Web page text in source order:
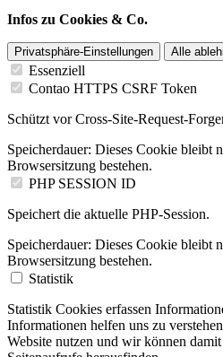
Infos zu Cookies & Co.
Privatsphäre-Einstellungen Alle
Essenziell
Contao HTTPS CSRF Token
Schützt vor Cross-Site-Request-
Speicherdauer: Dieses Cookie bleibt
Browsersitzung bestehen.
PHP SESSION ID
Speichert die aktuelle PHP-Session.
Speicherdauer: Dieses Cookie bleibt
Browsersitzung bestehen.
Statistik
Statistik Cookies erfassen
Informationen helfen uns zu
Website nutzen und wir können